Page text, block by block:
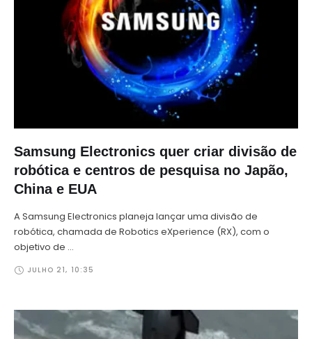
Samsung Electronics quer criar divisão de
robótica e centros de pesquisa no Japão,
China e EUA
A Samsung Electronics planeja lançar uma divisão de
robótica, chamada de Robotics eXperience (RX), com o
objetivo de …
JULHO 21, 10:35